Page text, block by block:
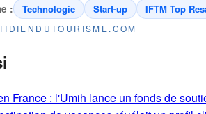
: Technologie Start-up IFTM Top
France : l'Umih lance un fonds de